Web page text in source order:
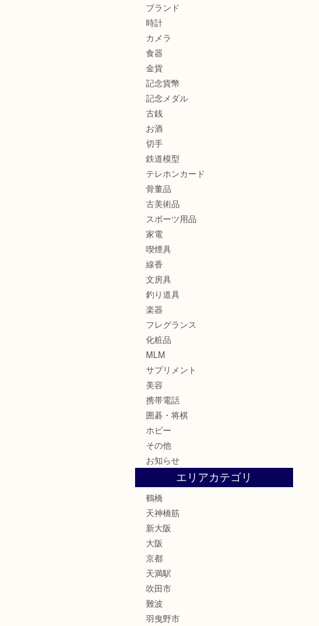
ブランド
時計
カメラ
食器
金貨
記念貨幣
記念メダル
古銭
お酒
切手
鉄道模型
テレホンカード
骨董品
古美術品
スポーツ用品
家電
喫煙具
線香
文房具
釣り道具
楽器
フレグランス
化粧品
MLM
サプリメント
美容
携帯電話
囲碁・将棋
ホビー
その他
お知らせ
エリアカテゴリ
鶴橋
天神橋筋
新大阪
大阪
京都
天満駅
吹田市
難波
羽曳野市